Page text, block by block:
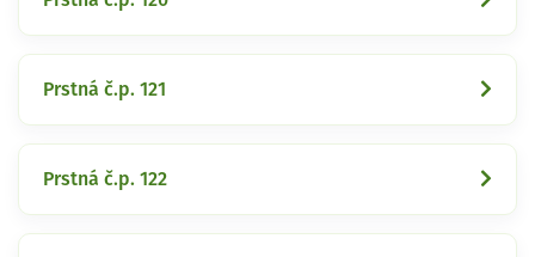
Prstná č.p. 121
Prstná č.p. 122